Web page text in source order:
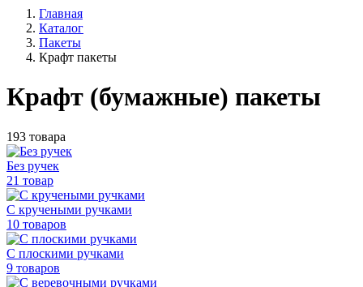
Главная
Каталог
Пакеты
Крафт пакеты
Крафт (бумажные) пакеты
193 товара
Без ручек
21 товар
С кручеными ручками
10 товаров
С плоскими ручками
9 товаров